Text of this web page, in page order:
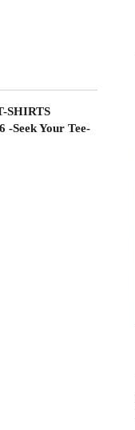
SHIRTS
Seek Your Tee-